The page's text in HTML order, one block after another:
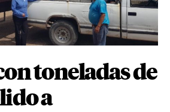
toneladas de
a